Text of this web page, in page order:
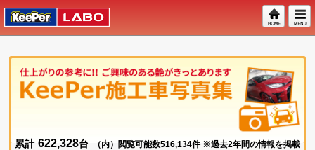
累計 622,328台 （内）閲覧可能数516,134件 ※過去2年間の情報を掲載